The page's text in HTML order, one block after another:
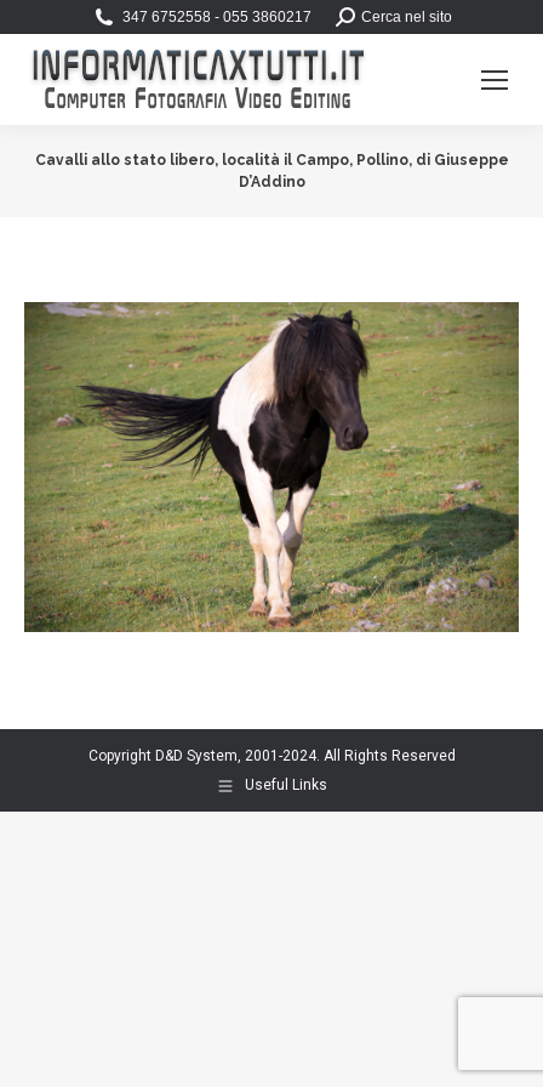
347 6752558 - 055 3860217 Search:Cerca nel sito
Cavalli allo stato libero, località il Campo, Pollino, di Giuseppe
D’Addino
Copyright D&D System, 2001-2024. All Rights Reserved
Useful Links